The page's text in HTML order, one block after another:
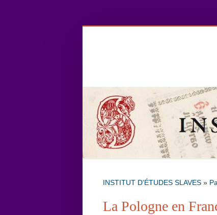
INSTITUT D'ÉTUDES SLAVES »
La Pologne en